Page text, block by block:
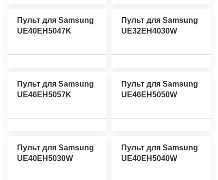
Пульт для Samsung
UE40EH5047K
Пульт для Samsung
UE32EH4030W
Пульт для Samsung
UE46EH5057K
Пульт для Samsung
UE46EH5050W
Пульт для Samsung
UE40EH5030W
Пульт для Samsung
UE40EH5040W